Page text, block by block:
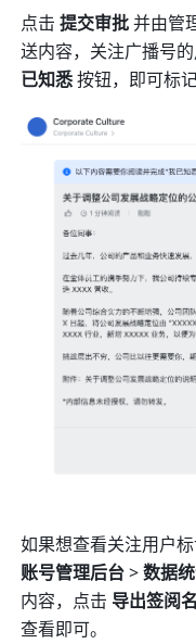
点击 提交审批 并由管
送内容，关注广播号
已知悉 按钮，即可标记
账号管理后台 > 数据
内容，点击 导出签阅
查看即可。